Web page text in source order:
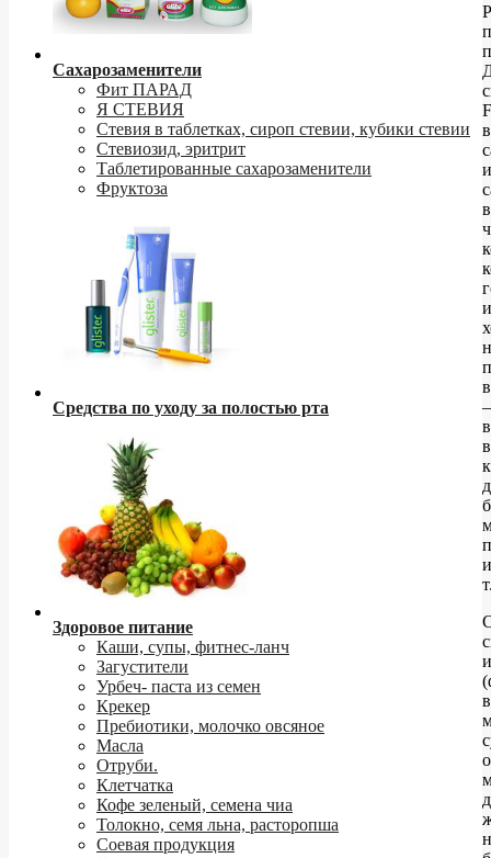
Сахарозаменители
Фит ПАРАД
Я СТЕВИЯ
Стевия в таблетках, сироп стевии, кубики стевии
Стевиозид, эритрит
Таблетированные сахарозаменители
Фруктоза
Средства по уходу за полостью рта
Здоровое питание
Каши, супы, фитнес-ланч
Загустители
Урбеч- паста из семен
Крекер
Пребиотики, молочко овсяное
Масла
Отруби.
Клетчатка
Кофе зеленый, семена чиа
Толокно, семя льна, расторопша
Соевая продукция
в
и
–
в
и